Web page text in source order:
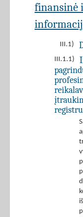
finansinė
III.1)
III.1.1)